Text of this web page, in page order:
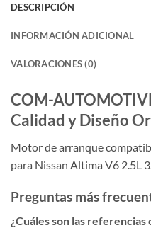
DESCRIPCIÓN
INFORMACIÓN ADICIONAL
VALORACIONES (0)
COM-
Calidad y Diseño
Motor de arranque
para Nissan Altima V6 2.5L
Preguntas más
¿Cuáles son las referencias